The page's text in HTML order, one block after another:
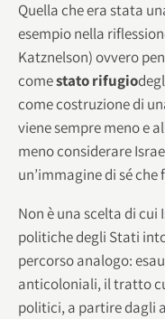
Quella che era stata
esempio nella
Katznelson) ovvero
comestato rifugio
come costruzione di
viene sempre meno e
meno considerare
un’immagine di sé
Non è una scelta di cui
politiche degli Stati
percorso analogo:
anticoloniali, il tratto
politici, a partire dagli